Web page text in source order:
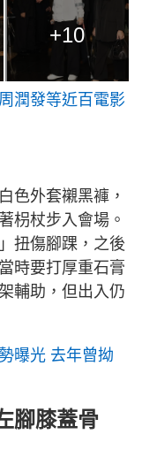
+10
潤發等近百電影
色外套襯黑褲，
枴杖步入會場。
扭傷腳踝，之後
時要打厚重石膏
輔助，但出入仍
曝光 去年曾拗
腳膝蓋骨